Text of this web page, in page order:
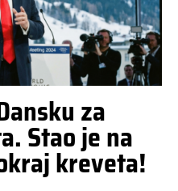
za
Stao je na
kreveta!